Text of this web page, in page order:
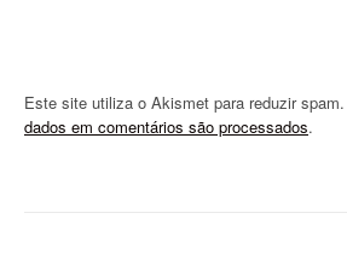
Este site utiliza o Akismet para reduzir spam.
dados em comentários são processados.